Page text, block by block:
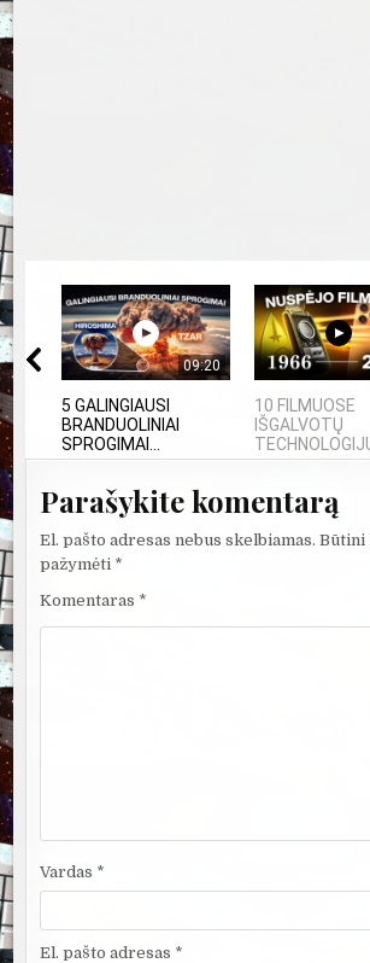
09:20
5 GALINGIAUSI
BRANDUOLINIAI
SPROGIMAI...
10 FILMUOSE
IŠGALVOTŲ
Parašykite komentarą
El. pašto adresas nebus skelbiamas. Būtini
pažymėti *
Komentaras *
Vardas *
El. pašto adresas *